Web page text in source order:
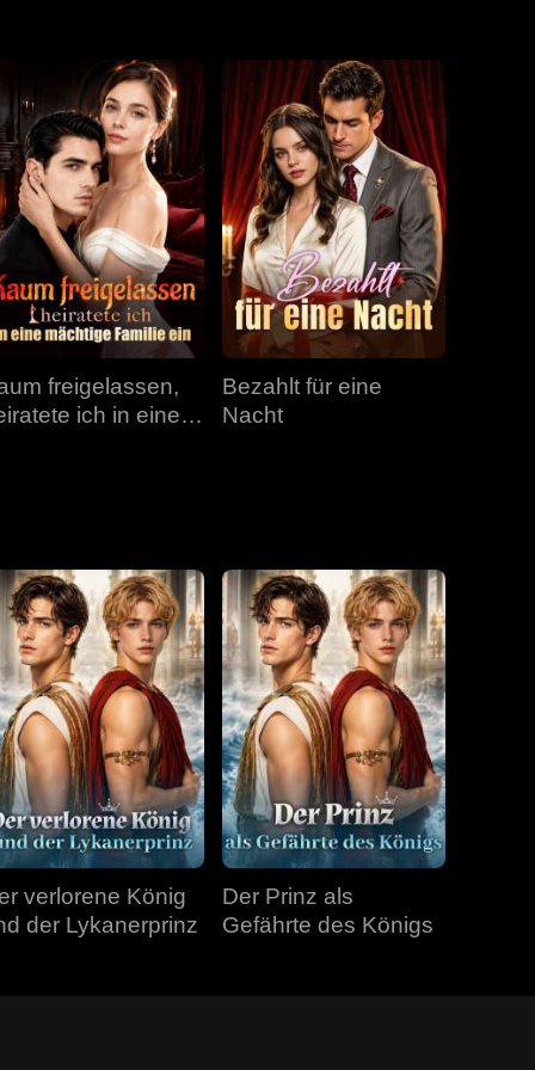
Folge 34 Folge 35 Folge 36
Folge 37 Folge 38 Folge 39
Folge 40
freigelassen,
ich in eine
Bezahlt für eine
Nacht
verlorene König
der Lykanerprinz
Der Prinz als
Gefährte des Königs